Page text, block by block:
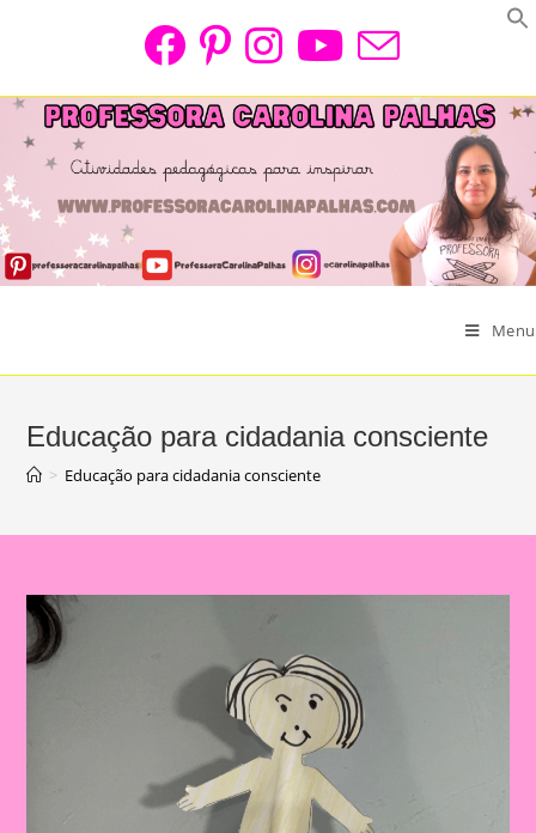
Menu
Educação para cidadania consciente
> Educação para cidadania consciente